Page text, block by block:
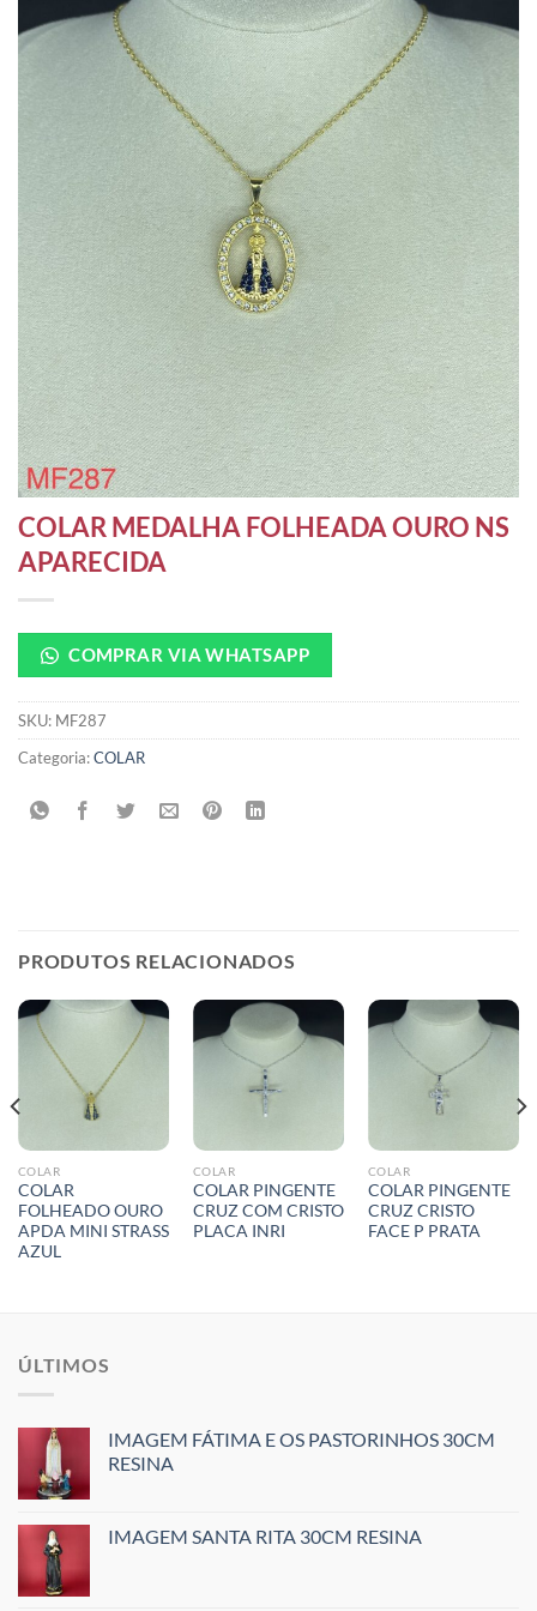
COLAR MEDALHA FOLHEADA OURO NS
APARECIDA
COMPRAR VIA WHATSAPP
SKU: MF287
Categoria:COLAR
PRODUTOS RELACIONADOS
COLAR
COLAR
FOLHEADO OURO
APDA MINI STRASS
AZUL
COLAR
COLAR PINGENTE
CRUZ COM CRISTO
PLACA INRI
COLAR
COLAR PINGENTE
CRUZ CRISTO
FACE P PRATA
ÚLTIMOS
IMAGEM FÁTIMA E OS PASTORINHOS 30CM
RESINA
IMAGEM SANTA RITA 30CM RESINA